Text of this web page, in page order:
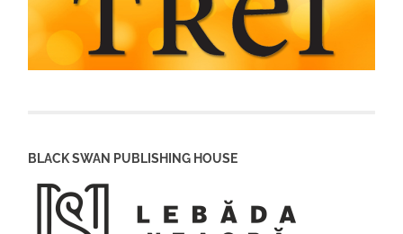
BLACK SWAN PUBLISHING HOUSE